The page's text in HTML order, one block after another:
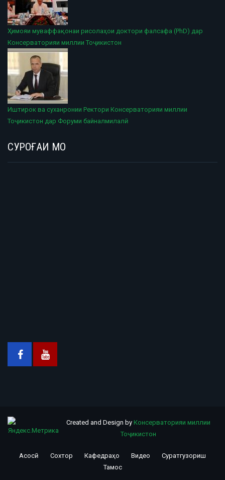
Ҳимояи муваффақонаи рисолаҳои доктори фалсафа (PhD) дар
Консерваторияи миллии Тоҷикистон
Иштирок ва суханронии Ректори Консерваторияи миллии
Тоҷикистон дар Форуми байналмилалӣ
СУРОҒАИ МО
Created and Design by Консерваторияи миллии
Тоҷикистон
Асосӣ Сохтор Кафедраҳо Видео
Суратгузориш
Тамос